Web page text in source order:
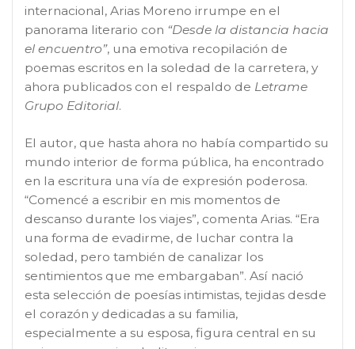
internacional, Arias Moreno irrumpe en el
panorama literario con “Desde la distancia hacia
el encuentro”, una emotiva recopilación de
poemas escritos en la soledad de la carretera, y
ahora publicados con el respaldo de Letrame
Grupo Editorial.
El autor, que hasta ahora no había compartido su
mundo interior de forma pública, ha encontrado
en la escritura una vía de expresión poderosa.
“Comencé a escribir en mis momentos de
descanso durante los viajes”, comenta Arias. “Era
una forma de evadirme, de luchar contra la
soledad, pero también de canalizar los
sentimientos que me embargaban”. Así nació
esta selección de poesías intimistas, tejidas desde
el corazón y dedicadas a su familia,
especialmente a su esposa, figura central en su